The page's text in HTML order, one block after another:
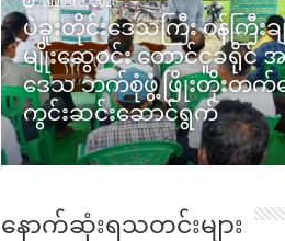
ပဲခူးတိုင်းဒေသကြီး ဝန်ကြီးခ
မျိုးဆွေဝင်း တောင်ငူခရိုင်
ဒေသ ဘက်စုံဖွံ့ဖြိုးတိုးတက်စ
ကွင်းဆင်းဆောင်ရွက်
ပဲခူးတိုင်းဒေသကြီး ဝန်ကြီးခ
မျိုးဆွေဝင်း ပဲခူးတိုင်း(အန
ခြမ်း)စိုက်ပျိုးရေး၊ မွေးမြူရ
ဒေသ ဖွံ့ဖြိုးရေးလုပ်ငန်းမျာ
ဆင်းကြည့်ရှုစစ်ဆေး
နောက်ဆုံးရသတင်းများ